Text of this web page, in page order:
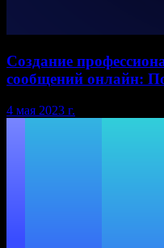
Создание
сообщений онлайн:
4 мая 2023 г.